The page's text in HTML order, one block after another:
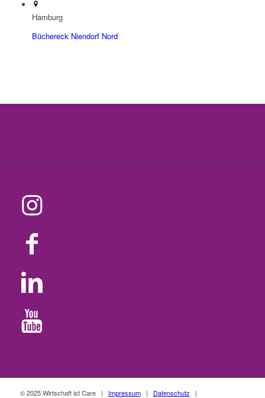
Hamburg
Büchereck Niendorf Nord
© 2025 Wirtschaft ist Care | Impressum| Datenschutz |